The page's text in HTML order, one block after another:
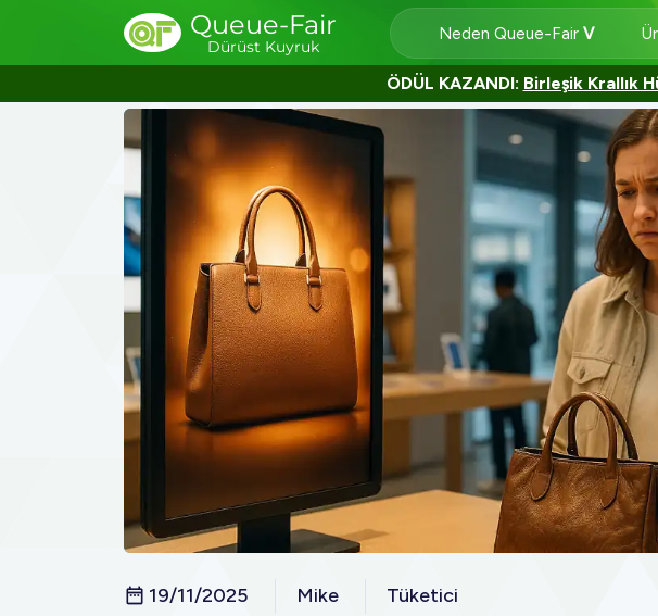
Queue-Fair
Dürüst Kuyruk
Neden Queue-Fair
ÖDÜL KAZANDI: Birleşik Krallık
19/11/2025 Mike Tüketici